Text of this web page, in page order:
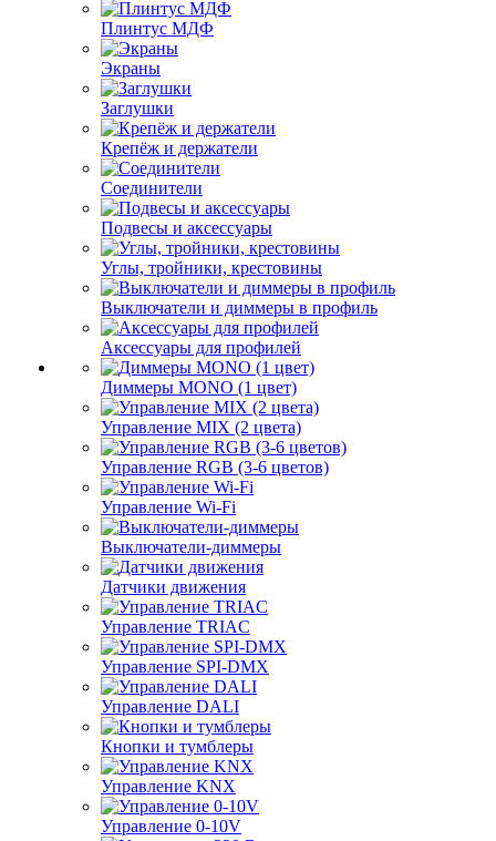
Плинтус МДФ
Экраны
Заглушки
Крепёж и держатели
Соединители
Подвесы и аксессуары
Углы, тройники, крестовины
Выключатели и диммеры в профиль
Аксессуары для профилей
Диммеры MONO (1 цвет)
Управление MIX (2 цвета)
Управление RGB (3-6 цветов)
Управление Wi-Fi
Выключатели-диммеры
Датчики движения
Управление TRIAC
Управление SPI-DMX
Управление DALI
Кнопки и тумблеры
Управление KNX
Управление 0-10V